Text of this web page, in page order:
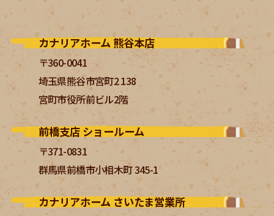
カナリアホーム 熊谷本店
〒360-0041
埼玉県熊谷市宮町2 138
宮町市役所前ビル2階
前橋支店 ショールーム
〒371-0831
群馬県前橋市小相木町 345-1
カナリアホーム さいたま営業所